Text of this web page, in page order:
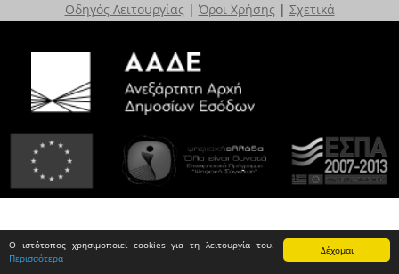
Δέχομαι
Ο ιστότοπος χρησιμοποιεί cookies για τη λειτουργία του.
Περισσότερα
Οδηγός Λειτουργίας | Όροι Χρήσης | Σχετικά